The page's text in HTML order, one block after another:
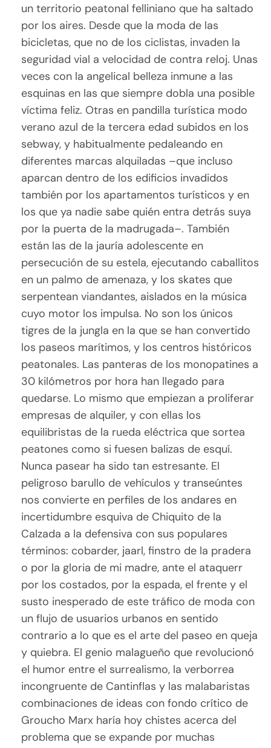
un territorio peatonal felliniano que ha saltado
por los aires. Desde que la moda de las
bicicletas, que no de los ciclistas, invaden la
seguridad vial a velocidad de contra reloj. Unas
veces con la angelical belleza inmune a las
esquinas en las que siempre dobla una posible
víctima feliz. Otras en pandilla turística modo
verano azul de la tercera edad subidos en los
sebway, y habitualmente pedaleando en
diferentes marcas alquiladas –que incluso
aparcan dentro de los edificios invadidos
también por los apartamentos turísticos y en
los que ya nadie sabe quién entra detrás suya
por la puerta de la madrugada–. También
están las de la jauría adolescente en
persecución de su estela, ejecutando caballitos
en un palmo de amenaza, y los skates que
serpentean viandantes, aislados en la música
cuyo motor los impulsa. No son los únicos
tigres de la jungla en la que se han convertido
los paseos marítimos, y los centros históricos
peatonales. Las panteras de los monopatines a
30 kilómetros por hora han llegado para
quedarse. Lo mismo que empiezan a proliferar
empresas de alquiler, y con ellas los
equilibristas de la rueda eléctrica que sortea
peatones como si fuesen balizas de esquí.
Nunca pasear ha sido tan estresante. El
peligroso barullo de vehículos y transeúntes
nos convierte en perfiles de los andares en
incertidumbre esquiva de Chiquito de la
Calzada a la defensiva con sus populares
términos: cobarder, jaarl, finstro de la pradera
o por la gloria de mi madre, ante el ataquerr
por los costados, por la espada, el frente y el
susto inesperado de este tráfico de moda con
un flujo de usuarios urbanos en sentido
contrario a lo que es el arte del paseo en queja
y quiebra. El genio malagueño que revolucionó
el humor entre el surrealismo, la verborrea
incongruente de Cantinflas y las malabaristas
combinaciones de ideas con fondo crítico de
Groucho Marx haría hoy chistes acerca del
problema que se expande por muchas